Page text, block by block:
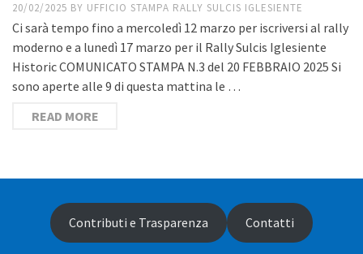
20/02/2025 BY UFFICIO STAMPA RALLY SULCIS IGLESIENTE
Ci sarà tempo fino a mercoledì 12 marzo per iscriversi al rally
moderno e a lunedì 17 marzo per il Rally Sulcis Iglesiente
Historic COMUNICATO STAMPA N.3 del 20 FEBBRAIO 2025 Si
sono aperte alle 9 di questa mattina le …
READ MORE
Contributi e Trasparenza Contatti